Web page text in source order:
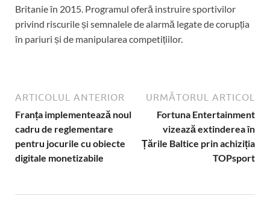
Britanie în 2015. Programul oferă instruire sportivilor
privind riscurile și semnalele de alarmă legate de corupția
în pariuri și de manipularea competițiilor.
ARTICOLUL ANTERIOR
Franța implementează noul
cadru de reglementare
pentru jocurile cu obiecte
digitale monetizabile
URMĂTORUL ARTICOL
Fortuna Entertainment
vizează extinderea în
Țările Baltice prin achiziția
TOPsport